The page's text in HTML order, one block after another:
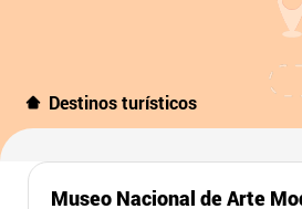
Destinos turísticos
Museo Nacional de Arte